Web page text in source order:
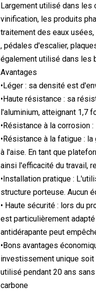
Largement utilisé dans les
vinification, les produits
traitement des eaux
, pédales d'escalier,
également utilisé dans les
Avantages
•Léger : sa densité est
•Haute résistance : sa
l'aluminium, atteignant 1,7
•Résistance à la
•Résistance à la fatigue :
à l'aise. En tant que
ainsi l'efficacité du travail,
•Installation pratique :
structure porteuse. Aucun
• Haute sécurité : lors du
est particulièrement
antidérapante peut
•Bons avantages
investissement unique soit
utilisé pendant 20 ans
carbone